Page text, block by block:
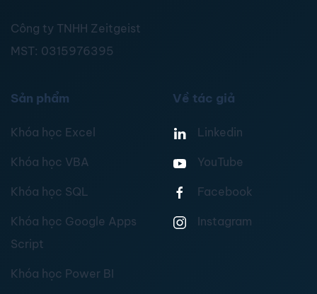
Công ty TNHH Zeitgeist
MST: 0315976395
Sản phẩm
Khóa học Excel
Khóa học VBA
Khóa học SQL
Khóa học Google Apps
Script
Khóa học Power BI
Về tác giả
Linkedin
YouTube
Facebook
Instagram